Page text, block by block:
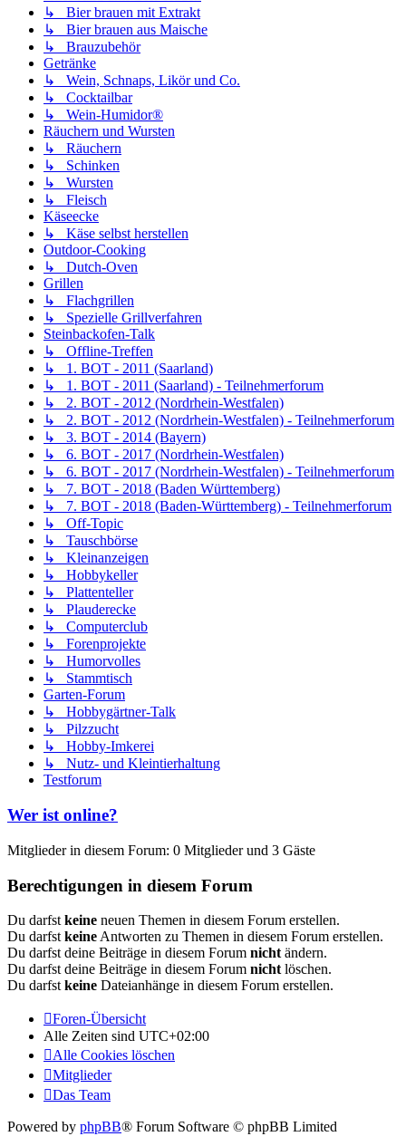
↳ Bier brauen mit Extrakt
↳ Bier brauen aus Maische
↳ Brauzubehör
Getränke
↳ Wein, Schnaps, Likör und Co.
↳ Cocktailbar
↳ Wein-Humidor®
Räuchern und Wursten
↳ Räuchern
↳ Schinken
↳ Wursten
↳ Fleisch
Käseecke
↳ Käse selbst herstellen
Outdoor-Cooking
↳ Dutch-Oven
Grillen
↳ Flachgrillen
↳ Spezielle Grillverfahren
Steinbackofen-Talk
↳ Offline-Treffen
↳ 1. BOT - 2011 (Saarland)
↳ 1. BOT - 2011 (Saarland) - Teilnehmerforum
↳ 2. BOT - 2012 (Nordrhein-Westfalen)
↳ 2. BOT - 2012 (Nordrhein-Westfalen) - Teilnehmerforum
↳ 3. BOT - 2014 (Bayern)
↳ 6. BOT - 2017 (Nordrhein-Westfalen)
↳ 6. BOT - 2017 (Nordrhein-Westfalen) - Teilnehmerforum
↳ 7. BOT - 2018 (Baden Württemberg)
↳ 7. BOT - 2018 (Baden-Württemberg) - Teilnehmerforum
↳ Off-Topic
↳ Tauschbörse
↳ Kleinanzeigen
↳ Hobbykeller
↳ Plattenteller
↳ Plauderecke
↳ Computerclub
↳ Forenprojekte
↳ Humorvolles
↳ Stammtisch
Garten-Forum
↳ Hobbygärtner-Talk
↳ Pilzzucht
↳ Hobby-Imkerei
↳ Nutz- und Kleintierhaltung
Testforum
Wer ist online?
Mitglieder in diesem Forum: 0 Mitglieder und 3 Gäste
Berechtigungen in diesem Forum
Du darfst keine neuen Themen in diesem Forum erstellen.
Du darfst keine Antworten zu Themen in diesem Forum erstellen.
Du darfst deine Beiträge in diesem Forum nicht ändern.
Du darfst deine Beiträge in diesem Forum nicht löschen.
Du darfst keine Dateianhänge in diesem Forum erstellen.
Foren-Übersicht
Alle Zeiten sind UTC+02:00
Alle Cookies löschen
Mitglieder
Das Team
Powered by phpBB® Forum Software © phpBB Limited